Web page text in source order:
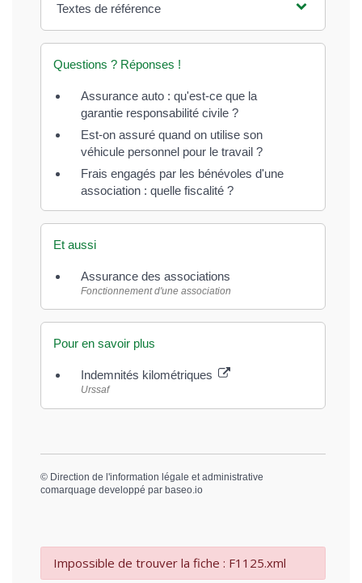
Textes de référence
Questions ? Réponses !
Assurance auto : qu'est-ce que la
garantie responsabilité civile ?
Est-on assuré quand on utilise son
véhicule personnel pour le travail ?
Frais engagés par les bénévoles d'une
association : quelle fiscalité ?
Et aussi
Assurance des associations
Fonctionnement d'une association
Pour en savoir plus
Indemnités kilométriques
Urssaf
© Direction de l'information légale et administrative
comarquage developpé par baseo.io
Impossible de trouver la fiche : F1125.xml